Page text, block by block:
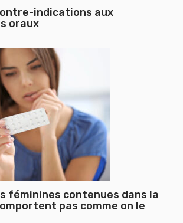
indications aux
oraux
féminines contenues dans la
pas comme on le